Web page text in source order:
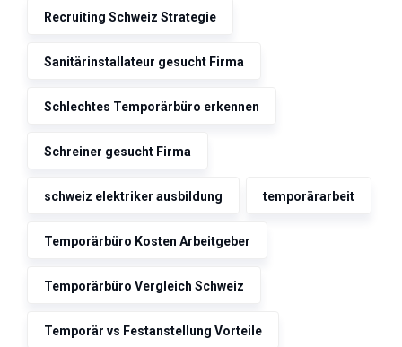
Recruiting Schweiz Strategie
Sanitärinstallateur gesucht Firma
Schlechtes Temporärbüro erkennen
Schreiner gesucht Firma
schweiz elektriker ausbildung temporärarbeit
Temporärbüro Kosten Arbeitgeber
Temporärbüro Vergleich Schweiz
Temporär vs Festanstellung Vorteile